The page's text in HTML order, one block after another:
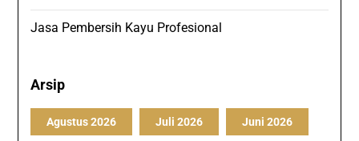
Jasa Pembersih Kayu Profesional
Arsip
Agustus 2026 Juli 2026 Juni 2026